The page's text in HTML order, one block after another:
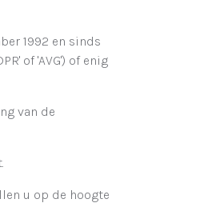
1992 en sinds
of 'AVG') of enig
van de
u op de hoogte